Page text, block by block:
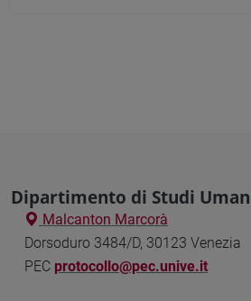
Dipartimento di Studi
Malcanton Marcorà
Dorsoduro 3484/D, 30123 Venezia
PEC protocollo@pec.unive.it